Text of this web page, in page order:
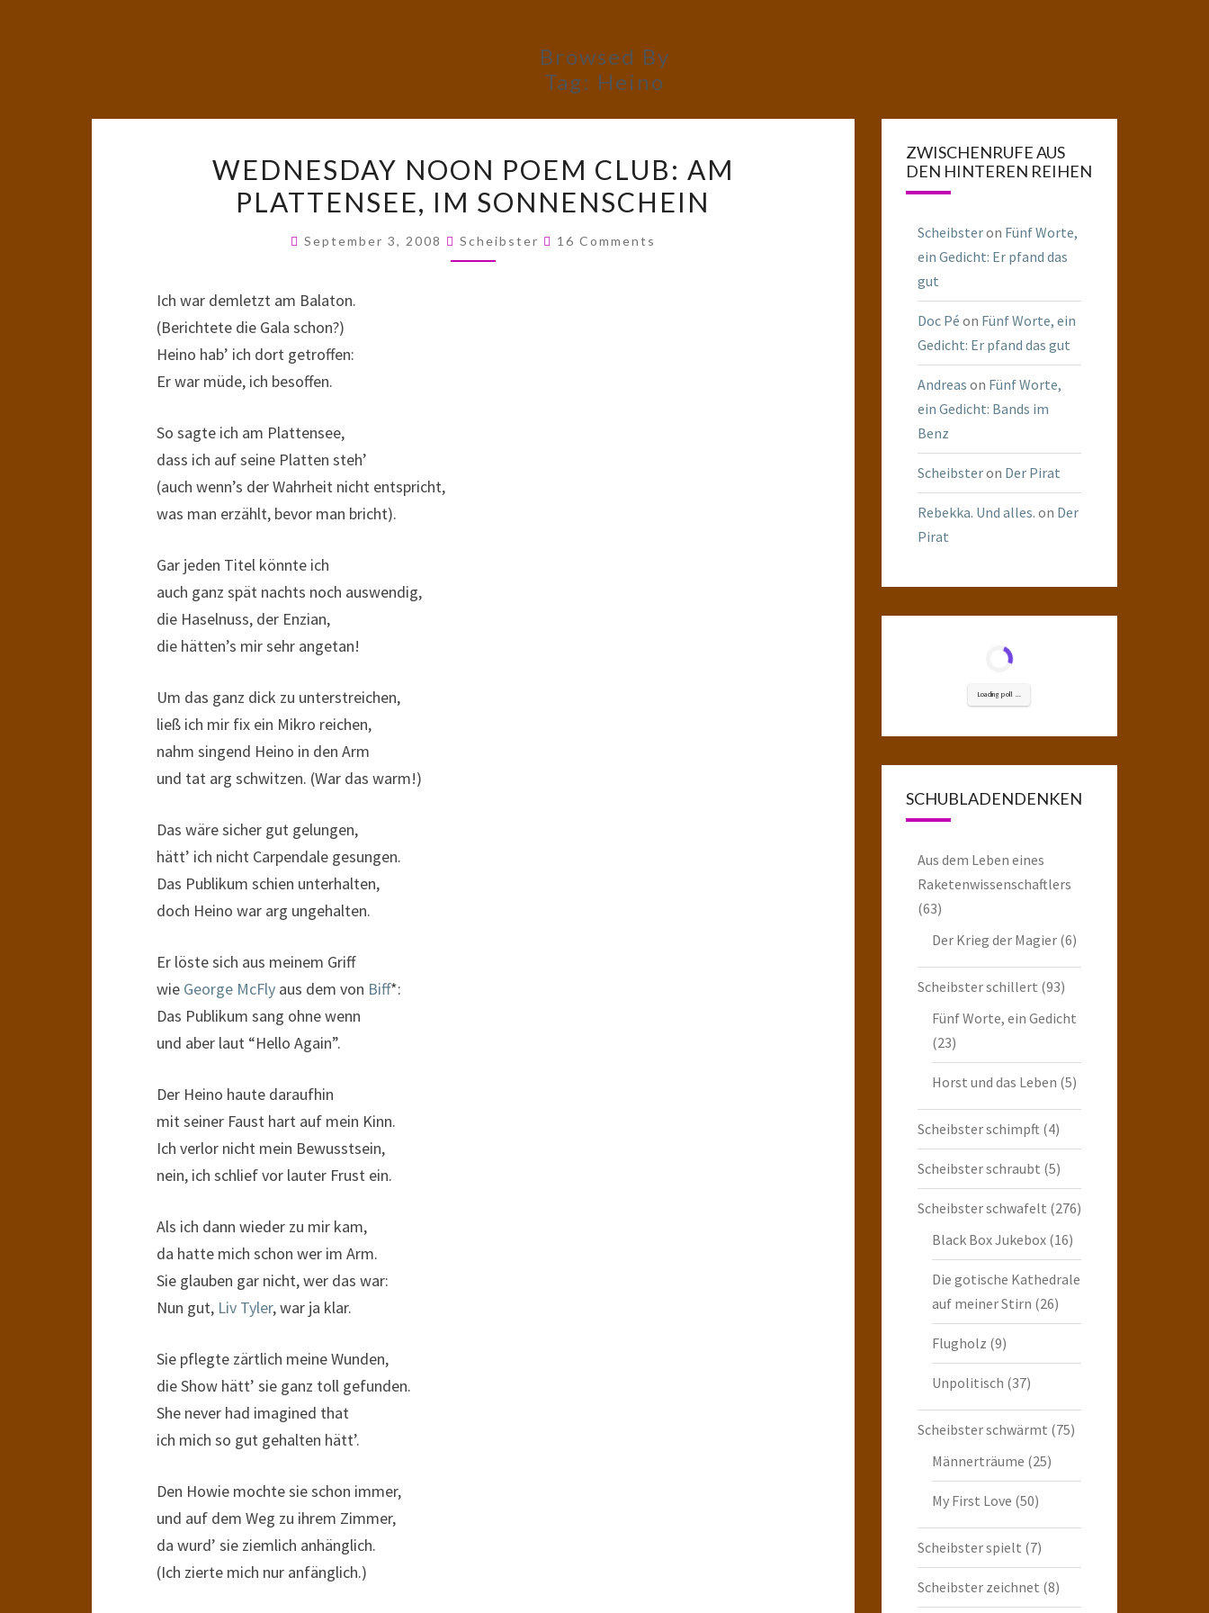
Browsed By
Tag: Heino
NOON
POEM
AM
WEDNESDAY NOON POEM CLUB: AM
PLATTENSEE, IM SONNENSCHEIN
September 3, 2008 Scheibster Comments
16 Comments
Ich war demletzt am Balaton.
(Berichtete die Gala schon?)
Heino hab’ ich dort getroffen:
Er war müde, ich besoffen.
So sagte ich am Plattensee,
dass ich auf seine Platten steh’
(auch wenn’s der Wahrheit nicht entspricht,
was man erzählt, bevor man bricht).
Gar jeden Titel könnte ich
auch ganz spät nachts noch auswendig,
die Haselnuss, der Enzian,
die hätten’s mir sehr angetan!
Um das ganz dick zu unterstreichen,
ließ ich mir fix ein Mikro reichen,
nahm singend Heino in den Arm
und tat arg schwitzen. (War das warm!)
Das wäre sicher gut gelungen,
hätt’ ich nicht Carpendale gesungen.
Das Publikum schien unterhalten,
doch Heino war arg ungehalten.
Er löste sich aus meinem Griff
wie George McFly aus dem von Biff*:
Das Publikum sang ohne wenn
und aber laut “Hello Again”.
Der Heino haute daraufhin
mit seiner Faust hart auf mein Kinn.
Ich verlor nicht mein Bewusstsein,
nein, ich schlief vor lauter Frust ein.
Als ich dann wieder zu mir kam,
da hatte mich schon wer im Arm.
Sie glauben gar nicht, wer das war:
Nun gut, Liv Tyler, war ja klar.
Sie pflegte zärtlich meine Wunden,
die Show hätt’ sie ganz toll gefunden.
She never had imagined that
ich mich so gut gehalten hätt’.
Den Howie mochte sie schon immer,
und auf dem Weg zu ihrem Zimmer,
da wurd’ sie ziemlich anhänglich.
(Ich zierte mich nur anfänglich.)
ZWISCHENRUFE AUS
DEN HINTEREN REIHEN
Scheibsteron Fünf Worte,
ein Gedicht: Er pfand das
gut
Doc Pé on Fünf Worte, ein
Gedicht: Er pfand das gut
Andreas on Fünf Worte,
ein Gedicht: Bands im
Benz
Scheibsteron Der Pirat
Rebekka. Und alles. on Der
Pirat
Loading poll ...
SCHUBLADENDENKEN
Aus dem Leben eines
Raketenwissenschaftlers
(63)
Der Krieg der Magier(6)
Scheibster schillert (93)
Fünf Worte, ein Gedicht
(23)
Horst und das Leben (5)
Scheibster schimpft (4)
Scheibster schraubt (5)
Scheibster schwafelt (276)
Black Box Jukebox(16)
Die gotische Kathedrale
auf meiner Stirn (26)
Flugholz (9)
Unpolitisch (37)
Scheibster schwärmt (75)
Männerträume (25)
My First Love (50)
Scheibster spielt (7)
Scheibster zeichnet (8)